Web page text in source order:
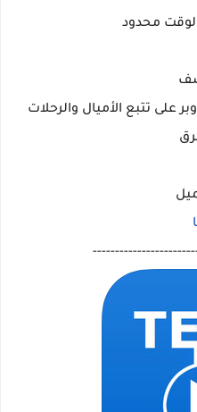
لوقت محدود
على تتبع الأميال والرحلات